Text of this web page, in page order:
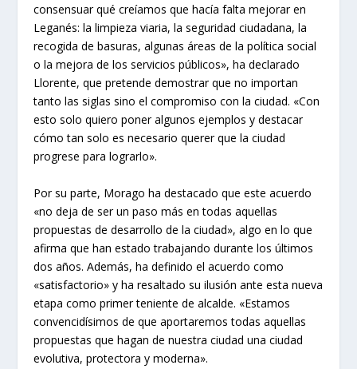
consensuar qué creíamos que hacía falta mejorar en
Leganés: la limpieza viaria, la seguridad ciudadana, la
recogida de basuras, algunas áreas de la política social
o la mejora de los servicios públicos», ha declarado
Llorente, que pretende demostrar que no importan
tanto las siglas sino el compromiso con la ciudad. «Con
esto solo quiero poner algunos ejemplos y destacar
cómo tan solo es necesario querer que la ciudad
progrese para lograrlo».
Por su parte, Morago ha destacado que este acuerdo
«no deja de ser un paso más en todas aquellas
propuestas de desarrollo de la ciudad», algo en lo que
afirma que han estado trabajando durante los últimos
dos años. Además, ha definido el acuerdo como
«satisfactorio» y ha resaltado su ilusión ante esta nueva
etapa como primer teniente de alcalde. «Estamos
convencidísimos de que aportaremos todas aquellas
propuestas que hagan de nuestra ciudad una ciudad
evolutiva, protectora y moderna».